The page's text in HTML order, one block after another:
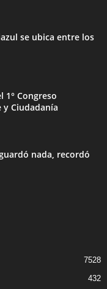
se ubica entre los
1° Congreso
Ciudadanía
nada, recordó
7528
432